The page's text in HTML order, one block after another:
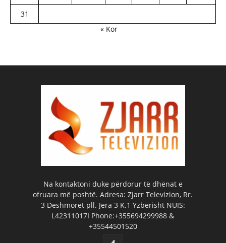
31
« Kor
Na kontaktoni duke përdorur të dhënat e
ofruara më poshtë. Adresa: Zjarr Televizion, Rr.
3 Dëshmorët pll. Jera 3 K.1 Yzberisht NUIS:
L42311017I Phone:+355694299988 &
+35544501520